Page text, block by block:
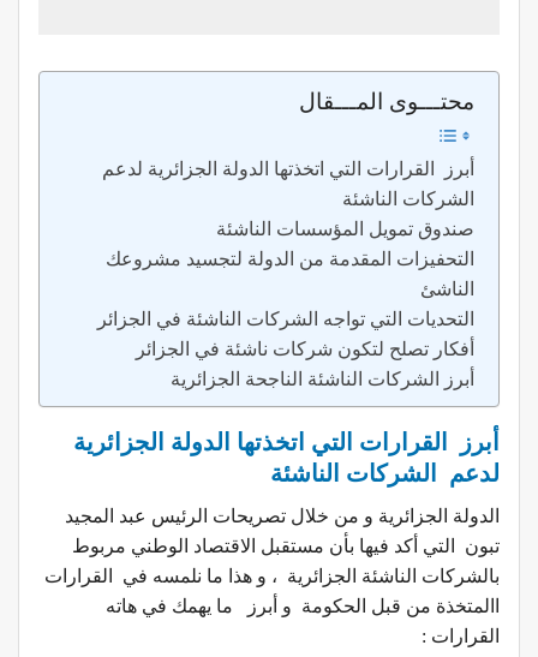
محتـــوى المـــقال
أبرز القرارات التي اتخذتها الدولة الجزائرية لدعم
الشركات الناشئة
صندوق تمويل المؤسسات الناشئة
التحفيزات المقدمة من الدولة لتجسيد مشروعك
الناشئ
التحديات التي تواجه الشركات الناشئة في الجزائر
أفكار تصلح لتكون شركات ناشئة في الجزائر
أبرز الشركات الناشئة الناجحة الجزائرية
أبرز القرارات التي اتخذتها الدولة الجزائرية
لدعم الشركات الناشئة
الدولة الجزائرية و من خلال تصريحات الرئيس عبد المجيد
تبون التي أكد فيها بأن مستقبل الاقتصاد الوطني مربوط
بالشركات الناشئة الجزائرية ، و هذا ما نلمسه في القرارات
االمتخذة من قبل الحكومة و أبرز ما يهمك في هاته
القرارات :